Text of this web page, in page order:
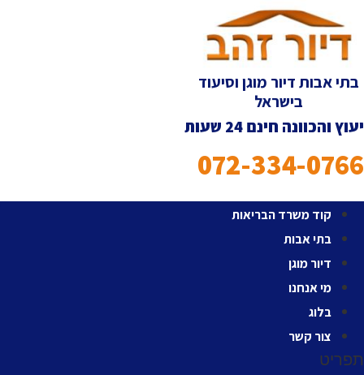
לתוכן
בתי אבות דיור מוגן וסיעוד
בישראל
יעוץ והכוונה חינם 24 שעות
072-334-0766
קוד משרד הבריאות
בתי אבות
דיור מוגן
מי אנחנו
בלוג
צור קשר
תפריט